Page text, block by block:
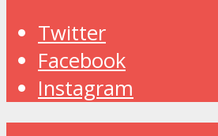
Twitter
Facebook
Instagram